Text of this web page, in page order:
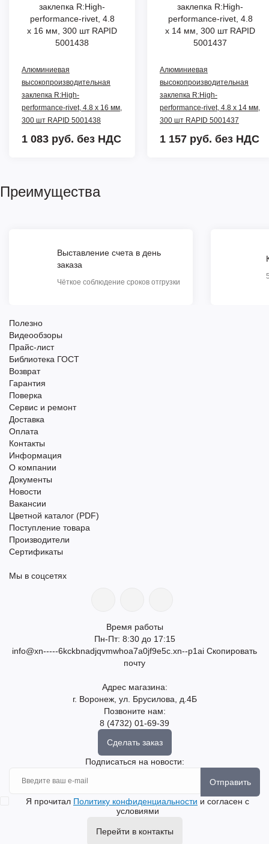
Алюминиевая
высокопроизводительная
заклепка R:High-
performance-rivet, 4.8 х 16 мм,
300 шт RAPID 5001438
1 083 руб. без НДС
Алюминиевая
высокопроизводительная
заклепка R:High-
performance-rivet, 4.8 х 14 мм,
300 шт RAPID 5001437
1 157 руб. без НДС
Преимущества
Выставление счета в день
заказа
Чёткое соблюдение сроков отгрузки
Полезно
Видеообзоры
Прайс-лист
Библиотека ГОСТ
Возврат
Гарантия
Поверка
Сервис и ремонт
Доставка
Оплата
Контакты
Информация
О компании
Документы
Новости
Вакансии
Цветной каталог (PDF)
Поступление товара
Производители
Сертификаты
Мы в соцсетях
Время работы
Пн-Пт: 8:30 до 17:15
info@xn-----6kckbnadjqvmwhoa7a0jf9e5c.xn--p1ai Скопировать
почту
Адрес магазина:
г. Воронеж, ул. Брусилова, д.4Б
Позвоните нам:
8 (4732) 01-69-39
Сделать заказ
Подписаться на новости:
Отправить
Я прочитал Политику конфиденциальности и согласен с
условиями
Перейти в контакты